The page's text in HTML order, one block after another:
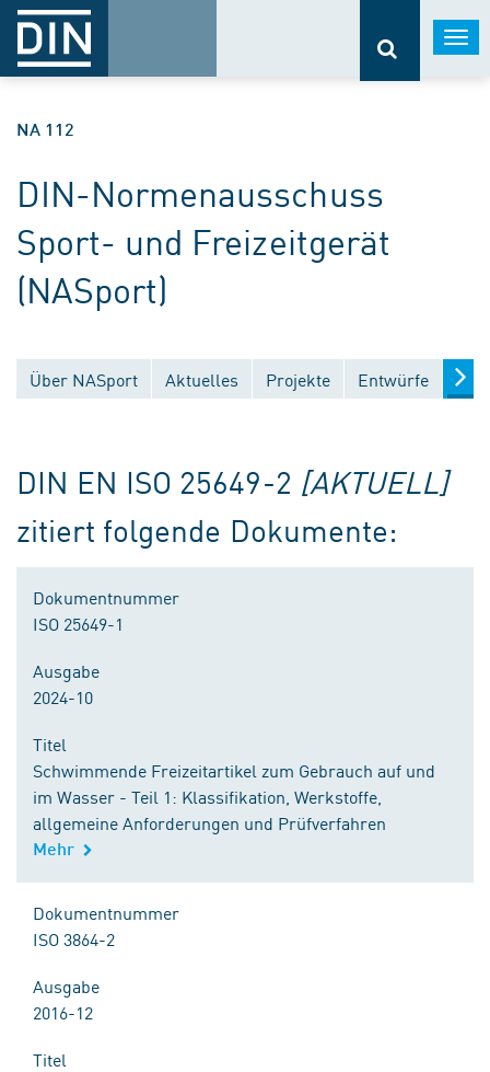
NA 112
DIN-Normenausschuss
Sport- und Freizeitgerät
(NASport)
Über NASport Aktuelles Projekte Entwürfe
DIN EN ISO 25649-2 [AKTUELL]
zitiert folgende Dokumente:
Dokumentnummer
ISO 25649-1
Ausgabe
2024-10
Titel
Schwimmende Freizeitartikel zum Gebrauch auf und
im Wasser - Teil 1: Klassifikation, Werkstoffe,
allgemeine Anforderungen und Prüfverfahren
Mehr
Dokumentnummer
ISO 3864-2
Ausgabe
2016-12
Titel